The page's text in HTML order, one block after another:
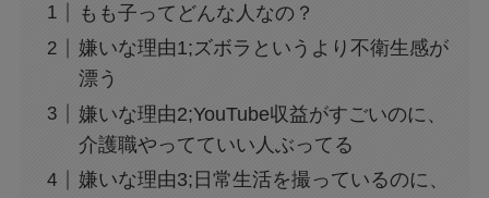
もも子ってどんな人なの？
嫌いな理由1;ズボラというより不衛生感が
漂う
嫌いな理由2;YouTube収益がすごいのに、
介護職やってていい人ぶってる
嫌いな理由3;日常生活を撮っているのに、